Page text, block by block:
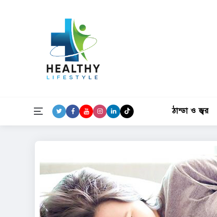
Menu ঠান্ডা ও জ্বর